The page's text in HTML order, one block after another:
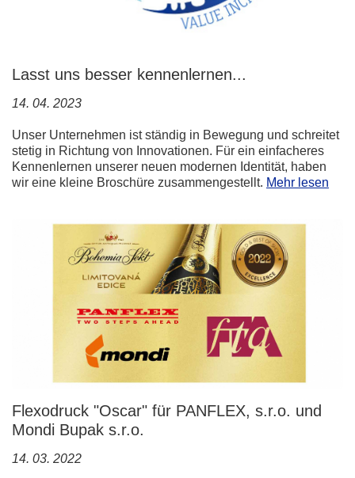
Lasst uns besser kennenlernen...
14. 04. 2023
Unser Unternehmen ist ständig in Bewegung und schreitet
stetig in Richtung von Innovationen. Für ein einfacheres
Kennenlernen unserer neuen modernen Identität, haben
wir eine kleine Broschüre zusammengestellt. Mehr lesen
Flexodruck "Oscar" für PANFLEX, s.r.o. und
Mondi Bupak s.r.o.
14. 03. 2022